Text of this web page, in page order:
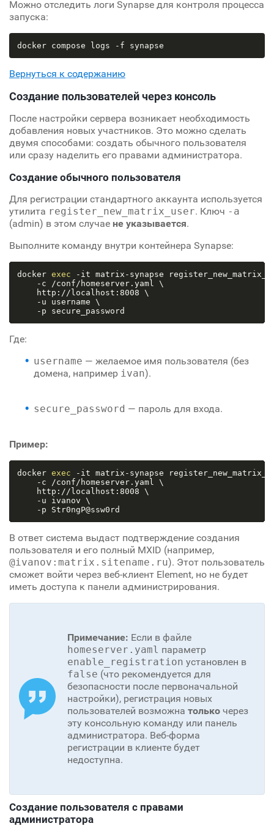
Можно отследить логи Synapse для контроля процесса
запуска:
Вернуться к содержанию
Создание пользователей через консоль
После настройки сервера возникает необходимость
добавления новых участников. Это можно сделать
двумя способами: создать обычного пользователя
или сразу наделить его правами администратора.
Создание обычного пользователя
Для регистрации стандартного аккаунта используется
утилита register_new_matrix_user. Ключ -a
(admin) в этом случае не указывается.
Выполните команду внутри контейнера Synapse:
docker exec -it matrix-synapse
    -c /conf/homeserver.yaml \
    http://localhost:8008 \
    -u username \
Где:
username — желаемое имя пользователя (без
домена, например ivan).
secure_password — пароль для входа.
Пример:
docker exec -it matrix-synapse
    -c /conf/homeserver.yaml \
    http://localhost:8008 \
    -u ivanov \
В ответ система выдаст подтверждение создания
пользователя и его полный MXID (например,
@ivanov:matrix.sitename.ru). Этот пользователь
сможет войти через веб-клиент Element, но не будет
иметь доступа к панели администрирования.
Примечание: Если в файле
homeserver.yaml параметр
enable_registration установлен в
false (что рекомендуется для
безопасности после первоначальной
настройки), регистрация новых
пользователей возможна толькочерез
эту консольную команду или панель
администратора. Веб-форма
регистрации в клиенте будет
недоступна.
Создание пользователя с правами
администратора